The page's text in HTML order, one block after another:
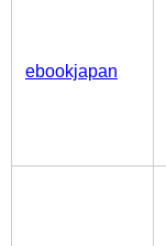
ebookjapan